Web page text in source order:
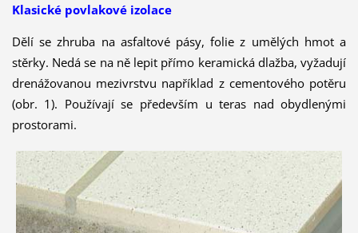
Klasické povlakové izolace
Dělí se zhruba na asfaltové pásy, folie z umělých hmot a
stěrky. Nedá se na ně lepit přímo keramická dlažba, vyžadují
drenážovanou mezivrstvu například z cementového potěru
(obr. 1). Používají se především u teras nad obydlenými
prostorami.